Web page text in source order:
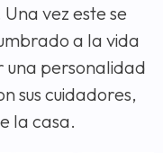
Una vez este se
a la vida
personalidad
sus cuidadores,
la casa.